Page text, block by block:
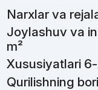
Narxlar va
Joylashuv va
m²
Xususiyatlari
Qurilishning